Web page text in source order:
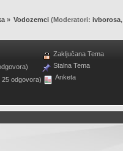
» Vodozemci (Moderatori:ivborosa,
25 odgovora)
Zaključana Tema
Stalna Tema
Anketa